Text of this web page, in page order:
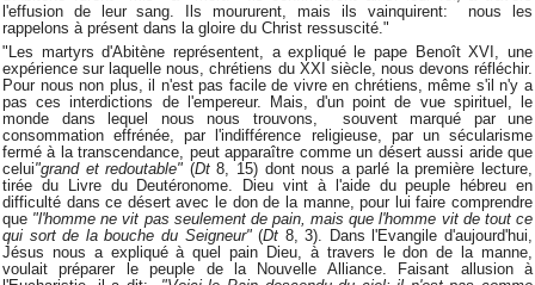
l'effusion de leur sang. Ils moururent, mais ils vainquirent: nous les
rappelons à présent dans la gloire du Christ ressuscité."
"Les martyrs d'Abitène représentent, a expliqué le pape Benoît XVI, une
expérience sur laquelle nous, chrétiens du XXI siècle, nous devons réfléchir.
Pour nous non plus, il n'est pas facile de vivre en chrétiens, même s'il n'y a
pas ces interdictions de l'empereur. Mais, d'un point de vue spirituel, le
monde dans lequel nous nous trouvons, souvent marqué par une
consommation effrénée, par l'indifférence religieuse, par un sécularisme
fermé à la transcendance, peut apparaître comme un désert aussi aride que
celui"grand et redoutable" (Dt8, 15) dont nous a parlé la première lecture,
tirée du Livre du Deutéronome. Dieu vint à l'aide du peuple hébreu en
difficulté dans ce désert avec le don de la manne, pour lui faire comprendre
que "l'homme ne vit pas seulement de pain, mais que l'homme vit de tout ce
qui sort de la bouche du Seigneur"(Dt 8, 3). Dans l'Evangile d'aujourd'hui,
Jésus nous a expliqué à quel pain Dieu, à travers le don de la manne,
voulait préparer le peuple de la Nouvelle Alliance. Faisant allusion à